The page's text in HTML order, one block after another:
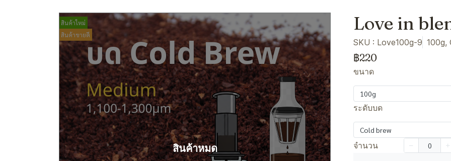
สินค้าใหม่
สินค้าขายดี
สินค้าหมด
Love in
SKU : Love100g-9 100g,
฿220
ขนาด
100g
ระดับบด
Cold brew
จำนวน